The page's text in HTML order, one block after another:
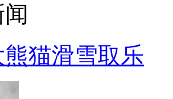
猫滑雪取乐